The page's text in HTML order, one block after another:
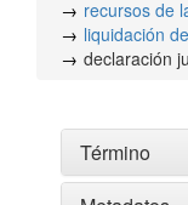
recursos de
liquidación
declaración
Término